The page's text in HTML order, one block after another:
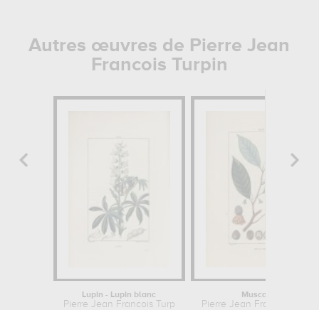
Autres œuvres de Pierre Jean
Francois Turpin
Lupin - Lupin blanc
Pierre Jean Francois Turpin
Muscadier
Pierre Jean Francois